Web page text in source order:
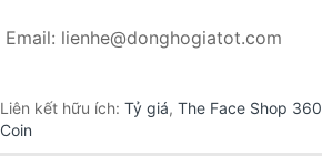
Email: lienhe@donghogiatot.com
Liên kết hữu ích: Tỷ giá, The Face Shop 360
Coin